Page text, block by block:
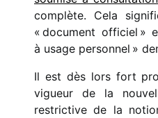
complète. Cela
« docu­ment offi­ciel »
à usage person­nel »
Il est dès lors fort
vigueur de la
restric­tive de la